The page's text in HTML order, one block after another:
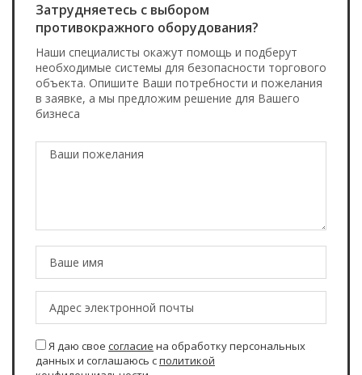
Затрудняетесь с выбором
противокражного оборудования?
Наши специалисты окажут помощь и подберут
необходимые системы для безопасности торгового
объекта. Опишите Ваши потребности и пожелания
в заявке, а мы предложим решение для Вашего
бизнеса
Я даю свое согласие на обработку персональных
данных и соглашаюсь сполитикой